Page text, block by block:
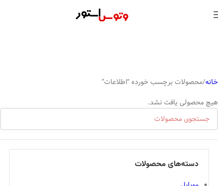
دسته‌های محصولات
خانه محصولات برچسب خورده “اطلاعات”
هیچ محصولی یافت نشد.